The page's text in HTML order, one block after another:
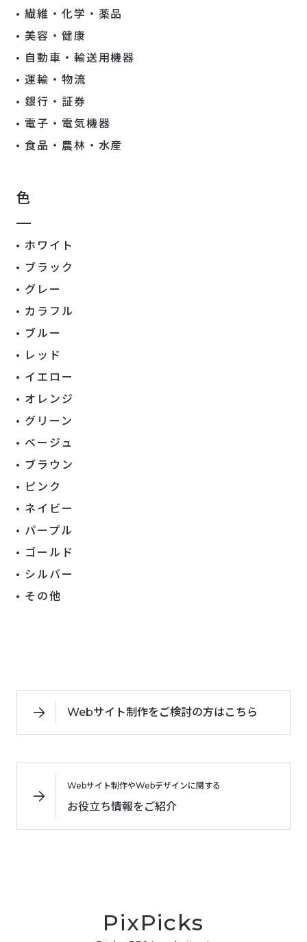
繊維・化学・薬品
美容・健康
自動車・輸送用機器
運輸・物流
銀行・証券
電子・電気機器
食品・農林・水産
色
ホワイト
ブラック
グレー
カラフル
ブルー
レッド
イエロー
オレンジ
グリーン
ベージュ
ブラウン
ピンク
ネイビー
パープル
ゴールド
シルバー
その他
Webサイト制作をご検討の方はこちら
Webサイト制作やWebデザインに関する
お役立ち情報をご紹介
PixPicks